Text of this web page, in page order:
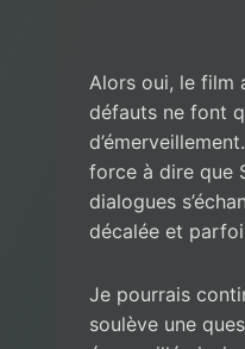
Alors oui, le film
défauts ne font
force à dire que
dialogues
décalée et
Je pourrais
soulève une